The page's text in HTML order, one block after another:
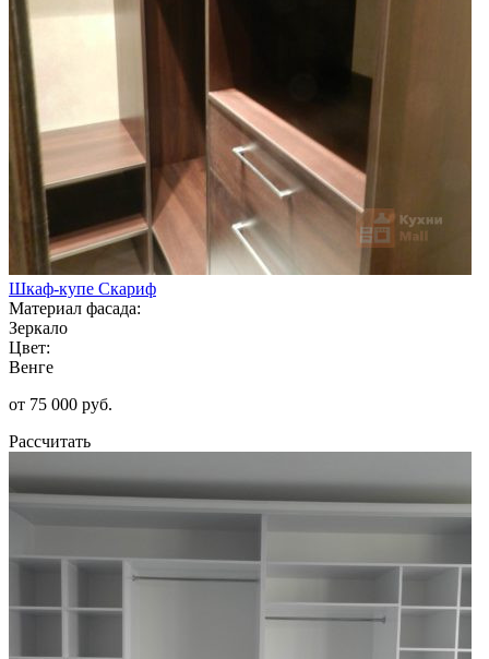
Шкаф-купе Скариф
Материал фасада:
Зеркало
Цвет:
Венге
от 75 000 руб.
Рассчитать